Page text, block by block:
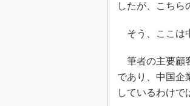
したが、こちら
そう、ここは
筆者の主要顧
であり、中国企
しているわけで